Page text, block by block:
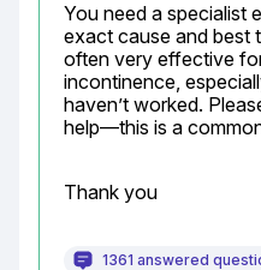
You need a specialist
exact cause and best
often very effective
incontinence,
haven’t worked.
help—this is a
Thank you
1361 answered